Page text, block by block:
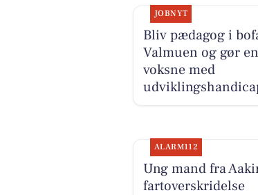
JOBNYT
Bliv pædagog i
Valmuen og gør
voksne med
ALARM112
Ung mand fra
fartoverskridelse